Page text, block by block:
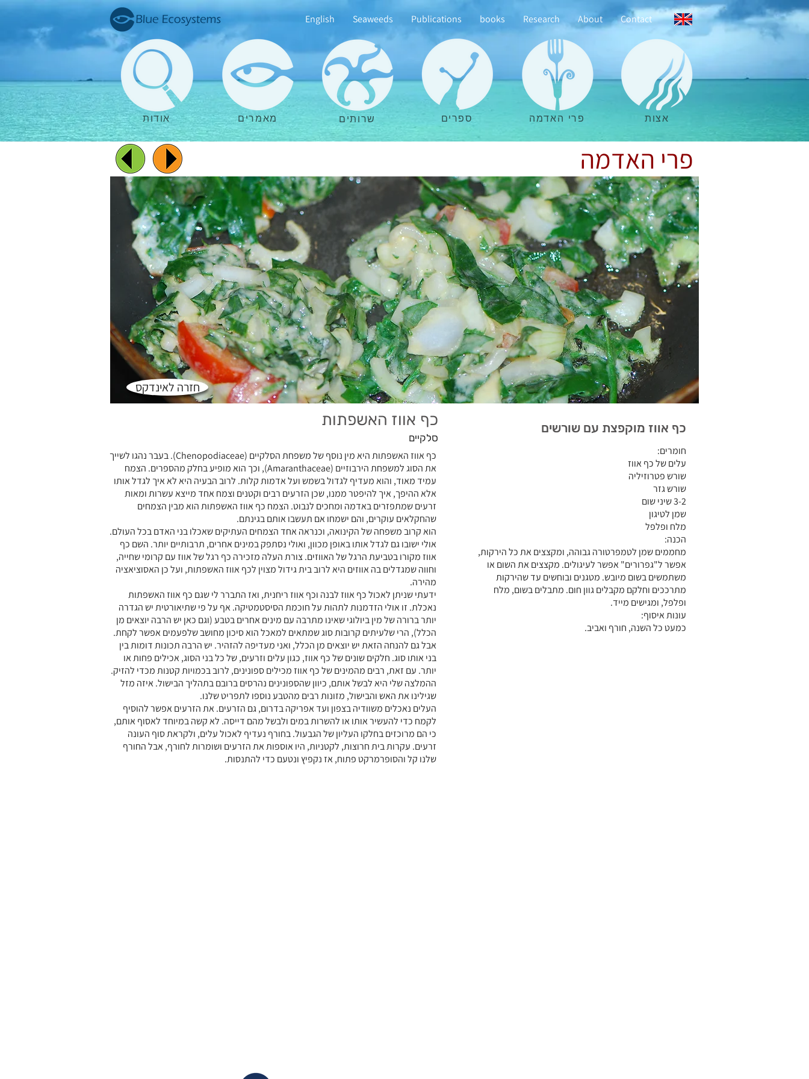
פרי האדמה
כף אווז האשפתות היא מין נוסף של משפחת הסלקיים (Chenopodiaceae). בעבר נהגו לשייך
את הסוג למשפחת הירבוזיים (Amaranthaceae), וכך הוא מופיע בחלק מהספרים. הצמח
עמיד מאוד, והוא מעדיף לגדול בשמש ועל אדמות קלות. לרוב הבעיה היא לא איך לגדל אותו
אלא ההיפך, איך להיפטר ממנו, שכן הזרעים רבים וקטנים וצמח אחד מייצא עשרות ומאות
זרעים שמתפזרים באדמה ומחכים לנבוט. הצמח כף אווז האשפתות הוא מבין הצמחים
שהחקלאים עוקרים, והם ישמחו אם תעשבו אותם בגינתם.
הוא קרוב משפחה של הקינואה, וכנראה אחד הצמחים העתיקים שאכלו בני האדם בכל העולם.
אולי ישובו גם לגדל אותו באופן מכוון, ואולי נסתפק במינים אחרים, תרבותיים יותר. השם כף
אווז מקורו בטביעת הרגל של האווזים. צורת העלה מזכירה כף רגל של אווז עם קרומי שחייה,
וחווה שמגדלים בה אווזים היא לרוב בית גידול מצוין לכף אווז האשפתות, ועל כן האסוציאציה
מהירה.
ידעתי שניתן לאכול כף אווז לבנה וכף אווז ריחנית, ואז התברר לי שגם כף אווז האשפתות
נאכלת. זו אולי הזדמנות לתהות על חוכמת הסיסטמטיקה. אף על פי שתיאורטית יש הגדרה
יותר ברורה של מין ביולוגי שאינו מתרבה עם מינים אחרים בטבע (וגם כאן יש הרבה יוצאים מן
הכלל), הרי שלעיתים קרובות סוג שמתאים למאכל הוא סיכון מחושב שלפעמים אפשר לקחת.
אבל גם להנחה הזאת יש יוצאים מן הכלל, ואני מעדיפה להזהיר. יש הרבה תכונות דומות בין
בני אותו סוג. חלקים שונים של כף אווז, כגון עלים וזרעים, של כל בני הסוג, אכילים פחות או
יותר. עם זאת, רבים מהמינים של כף אווז מכילים ספונינים, לרוב בכמויות קטנות מכדי להזיק.
ההמלצה שלי היא לבשל אותם, כיוון שהספונינים נהרסים ברובם בתהליך הבישול. איזה מזל
שגילינו את האש והבישול, מזונות רבים מהטבע נוספו לתפריט שלנו.
העלים נאכלים משוודיה בצפון ועד אפריקה בדרום, גם הזרעים. את הזרעים אפשר להוסיף
לקמח כדי להעשיר אותו או להשרות במים ולבשל מהם דייסה. לא קשה במיוחד לאסוף אותם,
כי הם מרוכזים בחלקו העליון של הגבעול. בחורף נעדיף לאכול עלים, ולקראת סוף העונה
זרעים. עקרות בית חרוצות, לקטניות, היו אוספות את הזרעים ושומרות לחורף, אבל החורף
שלנו קל והסופרמרקט פתוח, אז נקפיץ ונטעם כדי להתנסות.
כף אווז האשפתות
סלקיים
חומרים:
עלים של כף אווז
שורש פטרוזיליה
שורש גזר
3-2 שיני שום
שמן לטיגון
מלח ופלפל
הכנה:
מחממים שמן לטמפרטורה גבוהה, ומקצצים את כל הירקות,
אפשר ל"גפרורים" אפשר לעיגולים. מקצצים את השום או
משתמשים בשום מיובש. מטגנים ובוחשים עד שהירקות
מתרככים וחלקם מקבלים גוון חום. מתבלים בשום, מלח
ופלפל, ומגישים מייד.
עונות איסוף:
כמעט כל השנה, חורף ואביב.
חזרה לאינדקס
כף אווז מוקפצת עם שורשים
English Seaweeds Publications books Research About Contact
אודות מאמרים שרותים ספרים פרי האדמה אצות